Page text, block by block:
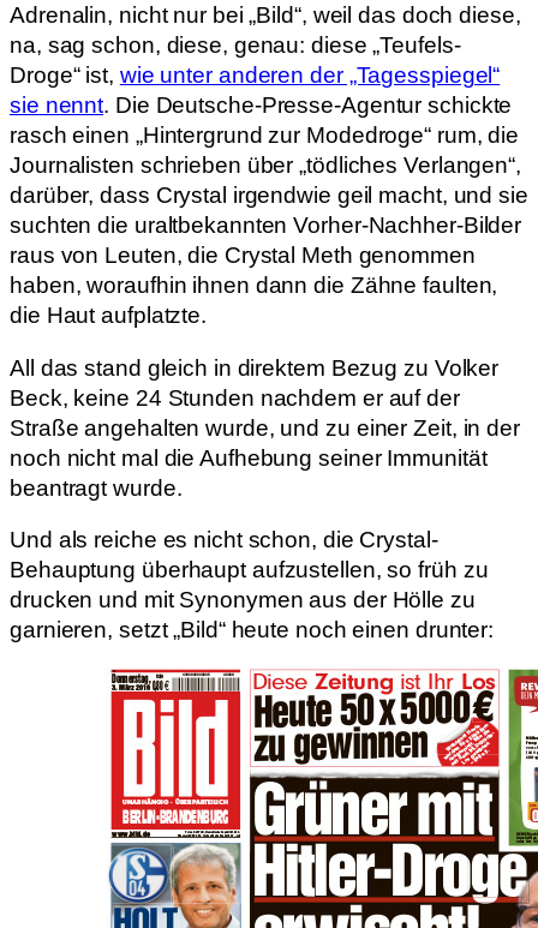
Adrenalin, nicht nur bei „Bild“, weil das doch diese,
na, sag schon, diese, genau: diese „Teufels-
Droge“ ist, wie unter anderen der „Tagesspiegel“
sie nennt. Die Deutsche-Presse-Agentur schickte
rasch einen „Hintergrund zur Modedroge“ rum, die
Journalisten schrieben über „tödliches Verlangen“,
darüber, dass Crystal irgendwie geil macht, und sie
suchten die uraltbekannten Vorher-Nachher-Bilder
raus von Leuten, die Crystal Meth genommen
haben, woraufhin ihnen dann die Zähne faulten,
die Haut aufplatzte.
All das stand gleich in direktem Bezug zu Volker
Beck, keine 24 Stunden nachdem er auf der
Straße angehalten wurde, und zu einer Zeit, in der
noch nicht mal die Aufhebung seiner Immunität
beantragt wurde.
Und als reiche es nicht schon, die Crystal-
Behauptung überhaupt aufzustellen, so früh zu
drucken und mit Synonymen aus der Hölle zu
garnieren, setzt „Bild“ heute noch einen drunter: